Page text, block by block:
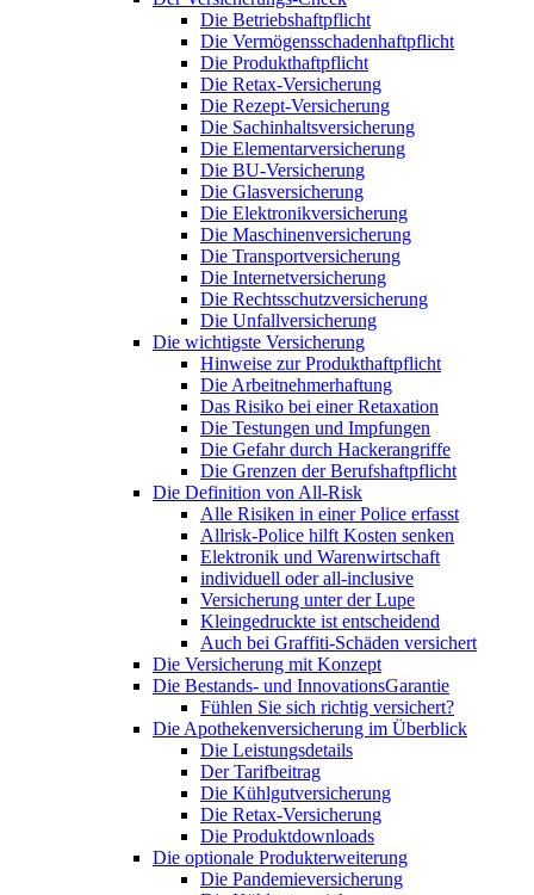
Die Betriebshaftpflicht
Die Vermögensschadenhaftpflicht
Die Produkthaftpflicht
Die Retax-Versicherung
Die Rezept-Versicherung
Die Sachinhaltsversicherung
Die Elementarversicherung
Die BU-Versicherung
Die Glasversicherung
Die Elektronikversicherung
Die Maschinenversicherung
Die Transportversicherung
Die Internetversicherung
Die Rechtsschutzversicherung
Die Unfallversicherung
Die wichtigste Versicherung
Hinweise zur Produkthaftpflicht
Die Arbeitnehmerhaftung
Das Risiko bei einer Retaxation
Die Testungen und Impfungen
Die Gefahr durch Hackerangriffe
Die Grenzen der Berufshaftpflicht
Die Definition von All-Risk
Alle Risiken in einer Police erfasst
Allrisk-Police hilft Kosten senken
Elektronik und Warenwirtschaft
individuell oder all-inclusive
Versicherung unter der Lupe
Kleingedruckte ist entscheidend
Auch bei Graffiti-Schäden versichert
Die Versicherung mit Konzept
Die Bestands- und InnovationsGarantie
Fühlen Sie sich richtig versichert?
Die Apothekenversicherung im Überblick
Die Leistungsdetails
Der Tarifbeitrag
Die Kühlgutversicherung
Die Retax-Versicherung
Die Produktdownloads
Die optionale Produkterweiterung
Die Pandemieversicherung